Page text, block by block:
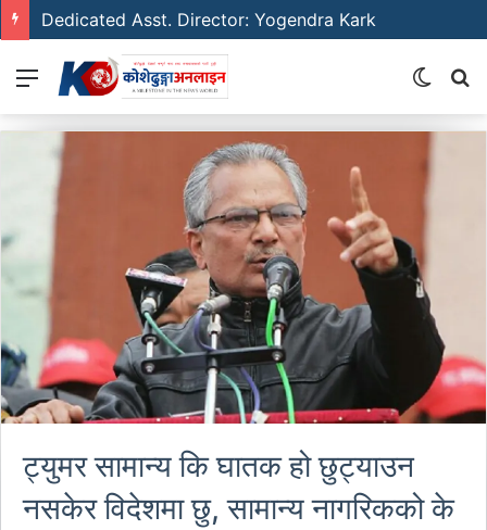
Dedicated Asst. Director: Yogendra Kark
Menu
Switch
ट्युमर सामान्य कि घातक हो छुट्याउन
नसकेर विदेशमा छु, सामान्य नागरिकको के